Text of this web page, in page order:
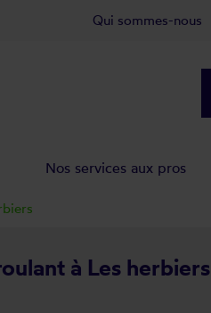
à Les herbiers
Qui sommes-nous
Nos services aux pros